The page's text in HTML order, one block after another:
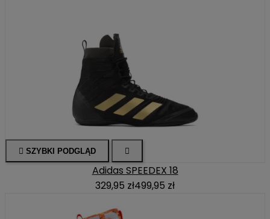
 SZYBKI PODGLĄD 
Adidas SPEEDEX 18
329,95 zł499,95 zł